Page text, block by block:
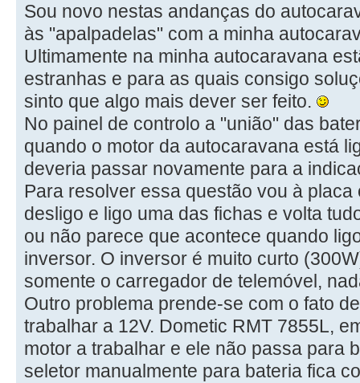
Sou novo nestas andanças do
às "apalpadelas" com a minha
Ultimamente na minha autocaravana
estranhas e para as quais consigo
sinto que algo mais dever ser feito.
No painel de controlo a "união" das
quando o motor da autocaravana está
deveria passar novamente para a
Para resolver essa questão vou à
desligo e ligo uma das fichas e volta
ou não parece que acontece quando
inversor. O inversor é muito curto
somente o carregador de telemóvel,
Outro problema prende-se com o fato
trabalhar a 12V. Dometic RMT 7855L,
motor a trabalhar e ele não passa para
seletor manualmente para bateria fica